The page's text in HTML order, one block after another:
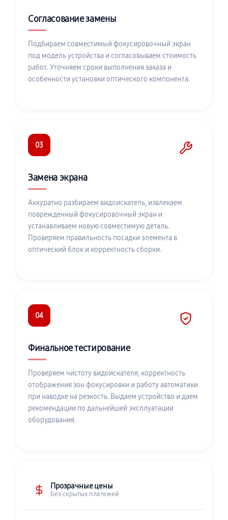
Согласование замены
Подбираем совместимый фокусировочный экран
под модель устройства и согласовываем стоимость
работ. Уточняем сроки выполнения заказа и
особенности установки оптического компонента.
03
Замена экрана
Аккуратно разбираем видоискатель, извлекаем
поврежденный фокусировочный экран и
устанавливаем новую совместимую деталь.
Проверяем правильность посадки элемента в
оптический блок и корректность сборки.
04
Финальное тестирование
Проверяем чистоту видоискателя, корректность
отображения зон фокусировки и работу автоматики
при наводке на резкость. Выдаем устройство и даем
рекомендации по дальнейшей эксплуатации
оборудования.
Прозрачные цены
Без скрытых платежей